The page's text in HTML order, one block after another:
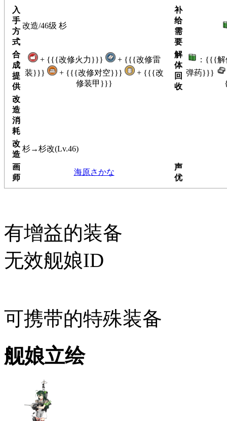
入
手
方
式
改造/46级 杉
补
给
需
要
合
成
提
供
+ {{{改修火力}}}
+ {{{改修雷
装}}}
+ {{{改修对空}}}
+ {{{改
修装甲}}}
解
体
回
收
：{{{
弹药}}}
改
造
消
耗
改
造
杉→杉改(Lv.46)
画
师
海原さかな
声
优
有增益的装备
无效舰娘ID
可携带的特殊装备
舰娘立绘